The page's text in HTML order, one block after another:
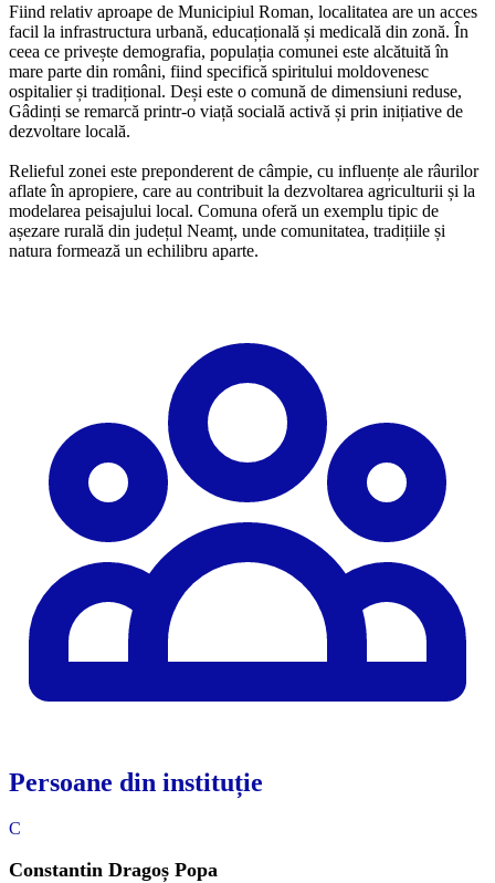
Fiind relativ aproape de Municipiul Roman, localitatea are un acces
facil la infrastructura urbană, educațională și medicală din zonă. În
ceea ce privește demografia, populația comunei este alcătuită în
mare parte din români, fiind specifică spiritului moldovenesc
ospitalier și tradițional. Deși este o comună de dimensiuni reduse,
Gâdinți se remarcă printr-o viață socială activă și prin inițiative de
dezvoltare locală.
Relieful zonei este preponderent de câmpie, cu influențe ale râurilor
aflate în apropiere, care au contribuit la dezvoltarea agriculturii și la
modelarea peisajului local. Comuna oferă un exemplu tipic de
așezare rurală din județul Neamț, unde comunitatea, tradițiile și
natura formează un echilibru aparte.
Persoane din instituție
C
Constantin Dragoș Popa